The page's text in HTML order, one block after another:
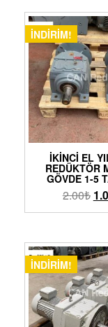
İNDIRIM!
İKINCI EL
REDÜKTÖR
GÖVDE 1-5
2.00₺
İNDIRIM!